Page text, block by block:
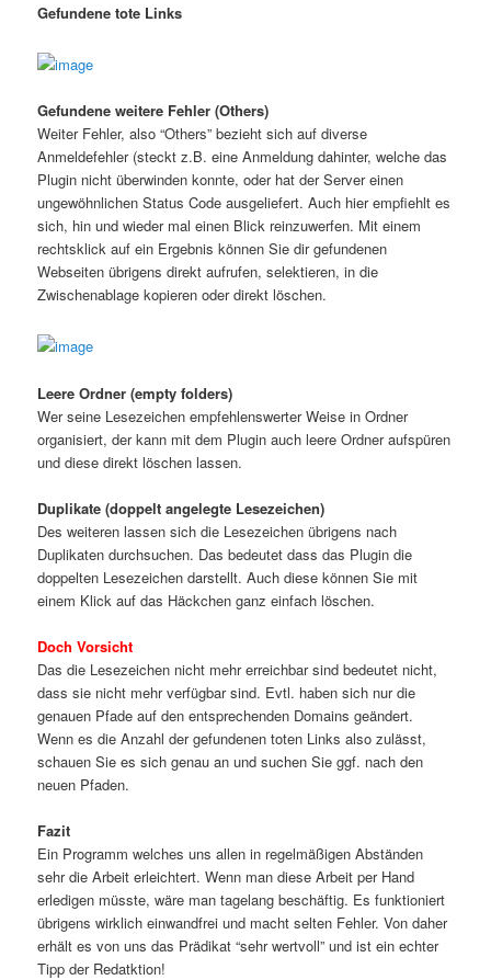
Gefundene tote Links
Gefundene weitere Fehler (Others)
Weiter Fehler, also “Others” bezieht sich auf diverse
Anmeldefehler (steckt z.B. eine Anmeldung dahinter, welche das
Plugin nicht überwinden konnte, oder hat der Server einen
ungewöhnlichen Status Code ausgeliefert. Auch hier empfiehlt es
sich, hin und wieder mal einen Blick reinzuwerfen. Mit einem
rechtsklick auf ein Ergebnis können Sie dir gefundenen
Webseiten übrigens direkt aufrufen, selektieren, in die
Zwischenablage kopieren oder direkt löschen.
Leere Ordner (empty folders)
Wer seine Lesezeichen empfehlenswerter Weise in Ordner
organisiert, der kann mit dem Plugin auch leere Ordner aufspüren
und diese direkt löschen lassen.
Duplikate (doppelt angelegte Lesezeichen)
Des weiteren lassen sich die Lesezeichen übrigens nach
Duplikaten durchsuchen. Das bedeutet dass das Plugin die
doppelten Lesezeichen darstellt. Auch diese können Sie mit
einem Klick auf das Häckchen ganz einfach löschen.
Doch Vorsicht
Das die Lesezeichen nicht mehr erreichbar sind bedeutet nicht,
dass sie nicht mehr verfügbar sind. Evtl. haben sich nur die
genauen Pfade auf den entsprechenden Domains geändert.
Wenn es die Anzahl der gefundenen toten Links also zulässt,
schauen Sie es sich genau an und suchen Sie ggf. nach den
neuen Pfaden.
Fazit
Ein Programm welches uns allen in regelmäßigen Abständen
sehr die Arbeit erleichtert. Wenn man diese Arbeit per Hand
erledigen müsste, wäre man tagelang beschäftig. Es funktioniert
übrigens wirklich einwandfrei und macht selten Fehler. Von daher
erhält es von uns das Prädikat “sehr wertvoll” und ist ein echter
Tipp der Redatktion!